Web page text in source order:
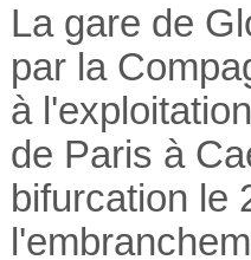
La gare de
par la
à
de Paris à
bifurcation le